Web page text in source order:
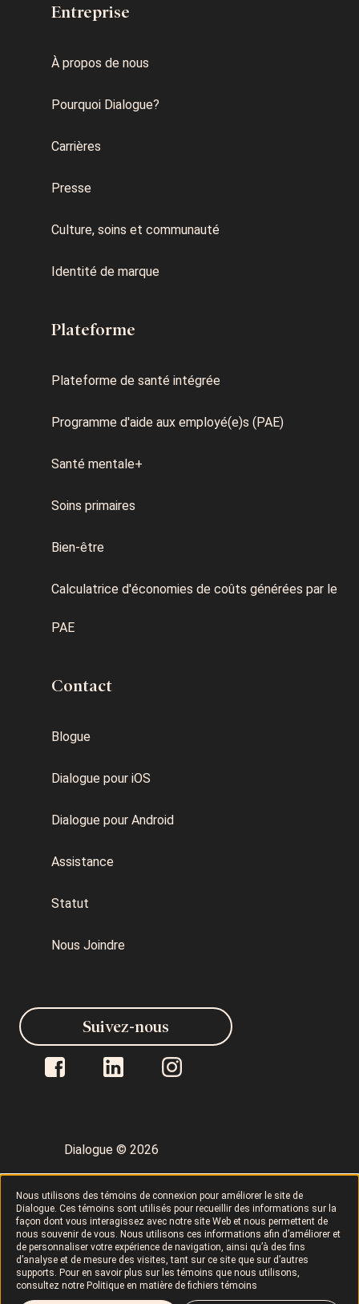
Nous utilisons des témoins de connexion pour améliorer le site de
Dialogue. Ces témoins sont utilisés pour recueillir des informations sur la
façon dont vous interagissez avec notre site Web et nous permettent de
nous souvenir de vous. Nous utilisons ces informations afin d’améliorer et
de personnaliser votre expérience de navigation, ainsi qu’à des fins
d’analyse et de mesure des visites, tant sur ce site que sur d’autres
supports. Pour en savoir plus sur les témoins que nous utilisons,
consultez notre Politique en matière de fichiers témoins
Entreprise
À propos de nous
Pourquoi Dialogue?
Carrières
Presse
Culture, soins et communauté
Identité de marque
Plateforme
Plateforme de santé intégrée
Programme d'aide aux employé(e)s (PAE)
Santé mentale+
Soins primaires
Bien-être
Calculatrice d'économies de coûts générées par le
PAE
Contact
Blogue
Dialogue pour iOS
Dialogue pour Android
Assistance
Statut
Nous Joindre
Dialogue © 2026
Politique de confidentialité
Conditions d’utilisation LAPHO
Politique sur les témoins
Suivez-nous